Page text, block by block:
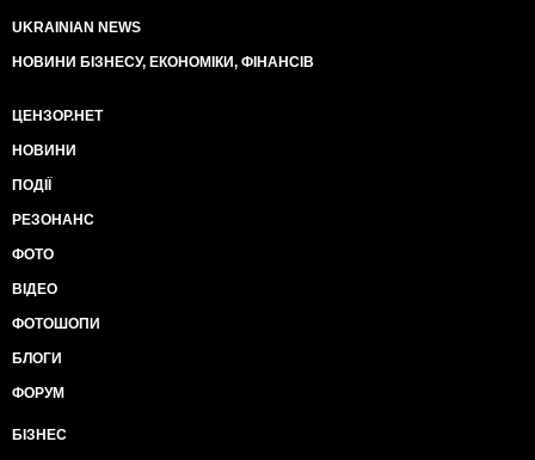
UKRAINIAN NEWS
НОВИНИ БІЗНЕСУ, ЕКОНОМІКИ, ФІНАНСІВ
ЦЕНЗОР.НЕТ
НОВИНИ
ПОДІЇ
РЕЗОНАНС
ФОТО
ВІДЕО
ФОТОШОПИ
БЛОГИ
ФОРУМ
БІЗНЕС